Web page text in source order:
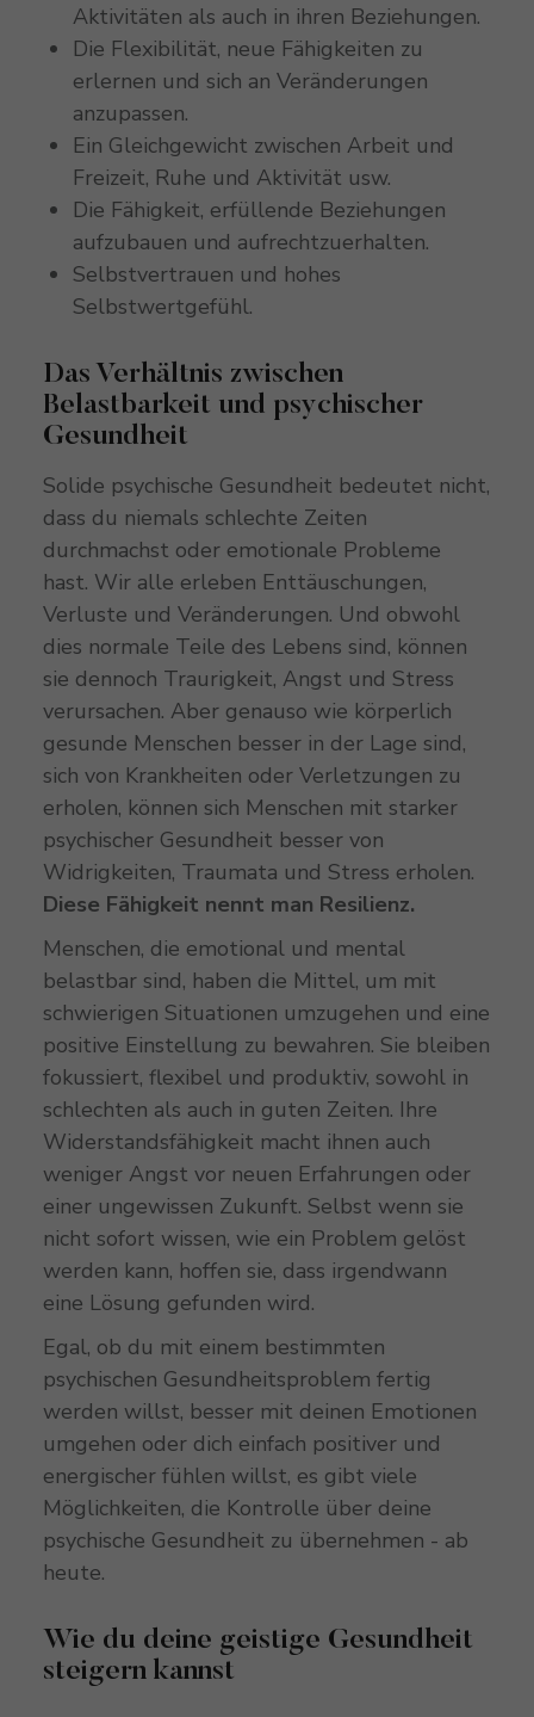
Aktivitäten als auch in ihren Beziehungen.
Die Flexibilität, neue Fähigkeiten zu
erlernen und sich an Veränderungen
anzupassen.
Ein Gleichgewicht zwischen Arbeit und
Freizeit, Ruhe und Aktivität usw.
Die Fähigkeit, erfüllende Beziehungen
aufzubauen und aufrechtzuerhalten.
Selbstvertrauen und hohes
Selbstwertgefühl.
Das Verhältnis zwischen
Belastbarkeit und psychischer
Gesundheit
Solide psychische Gesundheit bedeutet nicht,
dass du niemals schlechte Zeiten
durchmachst oder emotionale Probleme
hast. Wir alle erleben Enttäuschungen,
Verluste und Veränderungen. Und obwohl
dies normale Teile des Lebens sind, können
sie dennoch Traurigkeit, Angst und Stress
verursachen. Aber genauso wie körperlich
gesunde Menschen besser in der Lage sind,
sich von Krankheiten oder Verletzungen zu
erholen, können sich Menschen mit starker
psychischer Gesundheit besser von
Widrigkeiten, Traumata und Stress erholen.
Diese Fähigkeit nennt man Resilienz.
Menschen, die emotional und mental
belastbar sind, haben die Mittel, um mit
schwierigen Situationen umzugehen und eine
positive Einstellung zu bewahren. Sie bleiben
fokussiert, flexibel und produktiv, sowohl in
schlechten als auch in guten Zeiten. Ihre
Widerstandsfähigkeit macht ihnen auch
weniger Angst vor neuen Erfahrungen oder
einer ungewissen Zukunft. Selbst wenn sie
nicht sofort wissen, wie ein Problem gelöst
werden kann, hoffen sie, dass irgendwann
eine Lösung gefunden wird.
Egal, ob du mit einem bestimmten
psychischen Gesundheitsproblem fertig
werden willst, besser mit deinen Emotionen
umgehen oder dich einfach positiver und
energischer fühlen willst, es gibt viele
Möglichkeiten, die Kontrolle über deine
psychische Gesundheit zu übernehmen - ab
heute.
Wie du deine geistige Gesundheit
steigern kannst